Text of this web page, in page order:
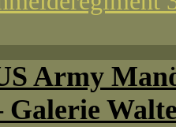
Army
Galerie